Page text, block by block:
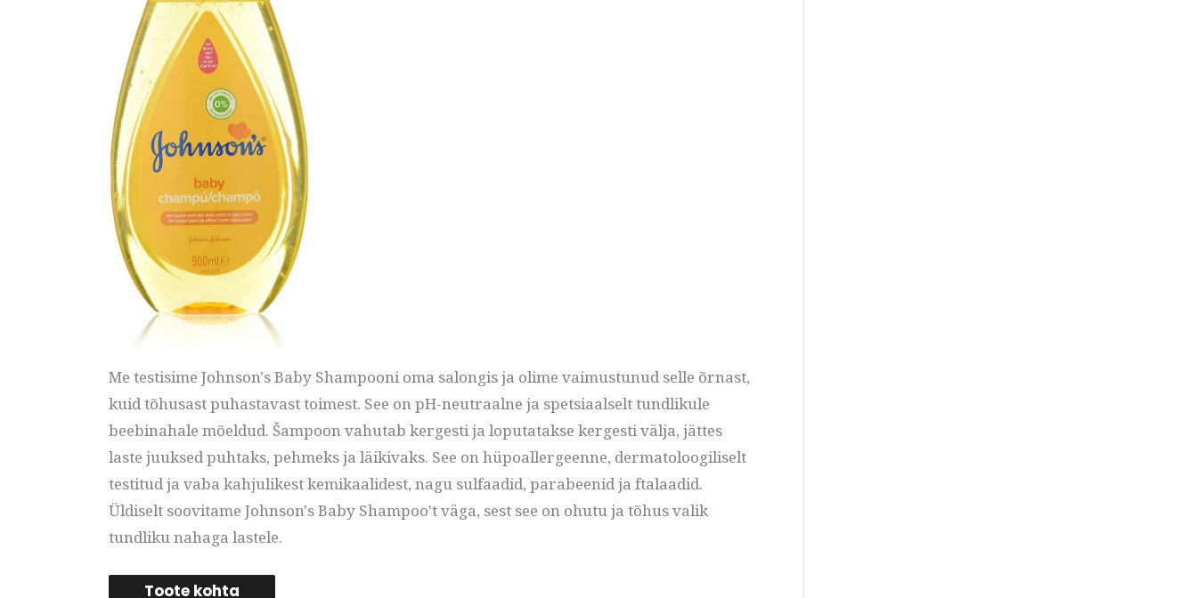
Me testisime Johnson's Baby Shampooni oma salongis ja olime vaimustunud selle õrnast,
kuid tõhusast puhastavast toimest. See on pH-neutraalne ja spetsiaalselt tundlikule
beebinahale mõeldud. Šampoon vahutab kergesti ja loputatakse kergesti välja, jättes
laste juuksed puhtaks, pehmeks ja läikivaks. See on hüpoallergeenne, dermatoloogiliselt
testitud ja vaba kahjulikest kemikaalidest, nagu sulfaadid, parabeenid ja ftalaadid.
Üldiselt soovitame Johnson's Baby Shampoo't väga, sest see on ohutu ja tõhus valik
tundliku nahaga lastele.
Toote kohta